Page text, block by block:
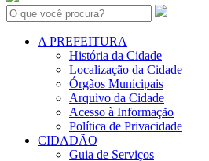
Search:
A PREFEITURA
História da Cidade
Localização da Cidade
Órgãos Municipais
Arquivo da Cidade
Acesso à Informação
Política de Privacidade
CIDADÃO
Guia de Serviços